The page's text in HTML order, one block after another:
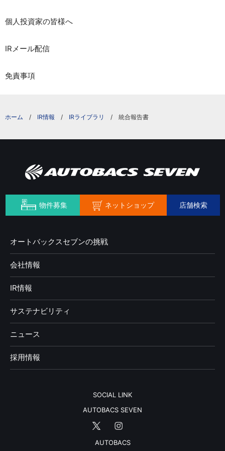
個人投資家の皆様へ
IRメール配信
免責事項
IR情報 IRライブラリ 統合報告書
物件募集 ネットショップ 店舗検索
オートバックスセブンの挑戦
会社情報
IR情報
サステナビリティ
ニュース
採用情報
SOCIAL LINK
AUTOBACS SEVEN
AUTOBACS